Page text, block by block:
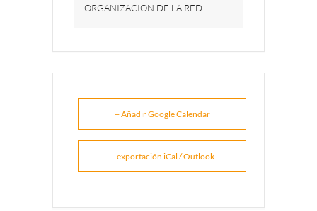
ORGANIZACIÓN DE LA RED
+ Añadir Google Calendar
+ exportación iCal / Outlook